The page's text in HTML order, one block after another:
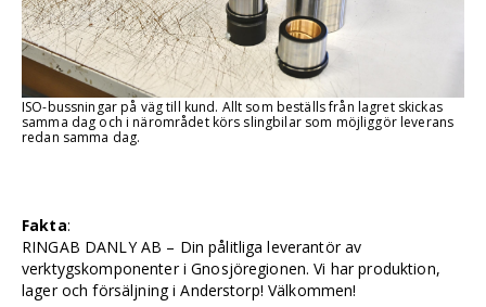
ISO-bussningar på väg till kund. Allt som beställs från lagret skickas
samma dag och i närområdet körs slingbilar som möjliggör leverans
redan samma dag.
Fakta:
RINGAB DANLY AB – Din pålitliga leverantör av
verktygskomponenter i Gnosjöregionen. Vi har produktion,
lager och försäljning i Anderstorp! Välkommen!